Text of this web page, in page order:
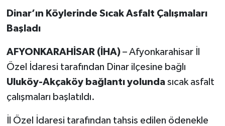
Dinar’ın Köylerinde Sıcak Asfalt Çalışmaları
Başladı
AFYONKARAHİSAR (İHA)– Afyonkarahisar İl
Özel İdaresi tarafından Dinar ilçesine bağlı
Uluköy-Akçaköy bağlantı yolundasıcak asfalt
çalışmaları başlatıldı.
İl Özel İdaresi tarafından tahsis edilen ödenekle